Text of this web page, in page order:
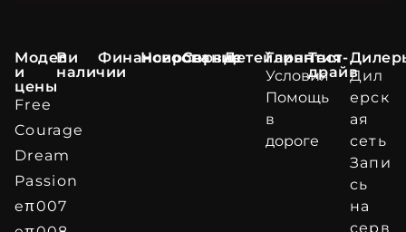
Модели
и
цены
Free
Courage
Dream
Passion
eπ007
В
наличии
Финансирование
НовостиСервисДетейлинг
Гарантия
Условия
Помощь
в
дороге
Тест-
драйвДил
ерск
ая
сеть
Запи
сь
на
серв